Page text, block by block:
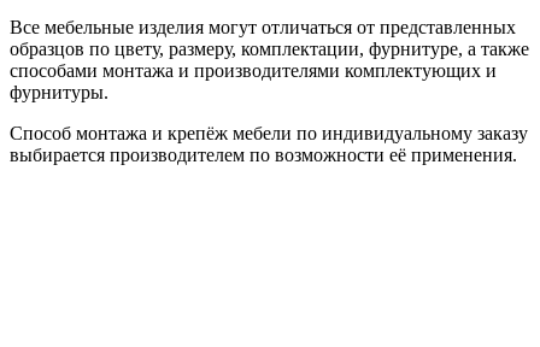
Все мебельные изделия могут отличаться от представленных
образцов по цвету, размеру, комплектации, фурнитуре, а также
способами монтажа и производителями комплектующих и
фурнитуры.
Способ монтажа и крепёж мебели по индивидуальному заказу
выбирается производителем по возможности её применения.